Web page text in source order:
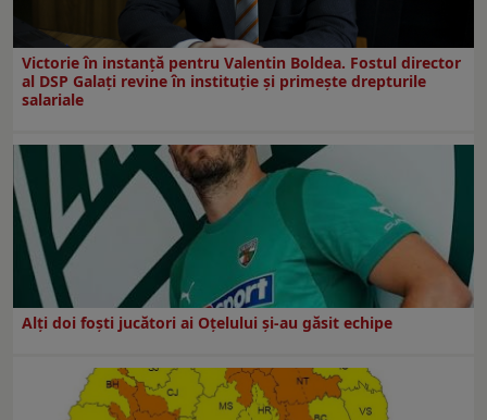
Victorie în instanță pentru Valentin Boldea. Fostul director
al DSP Galați revine în instituție și primește drepturile
salariale
Alți doi foști jucători ai Oțelului și-au găsit echipe